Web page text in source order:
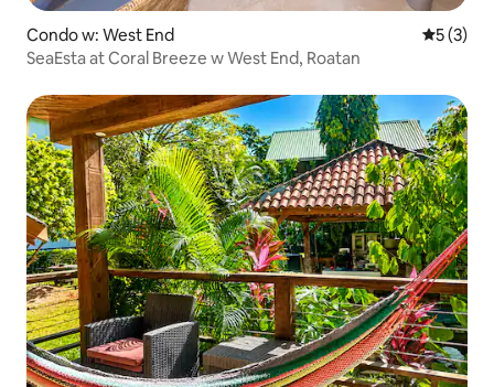
Condo w: West End Średnia
5 (3)
SeaEsta at Coral Breeze w West End, Roatan